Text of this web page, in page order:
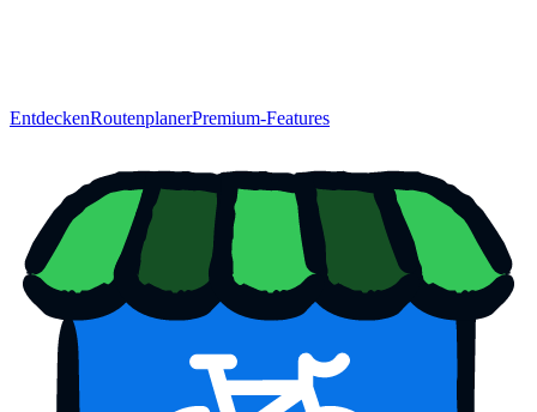
EntdeckenRoutenplanerPremium-Features